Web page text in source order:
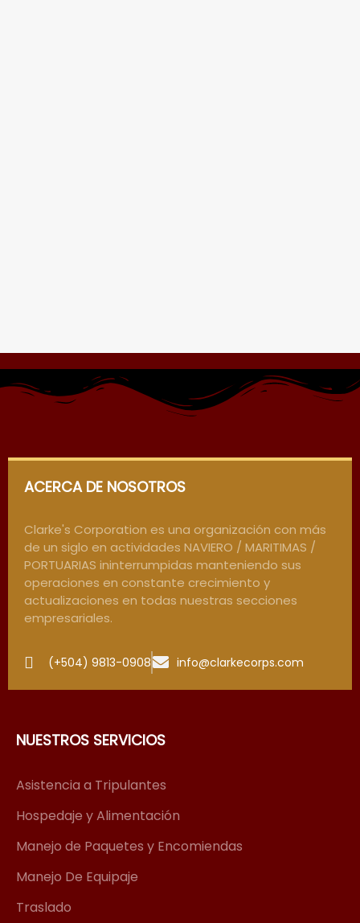
ACERCA DE NOSOTROS
Clarke's Corporation es una organización con más
de un siglo en actividades NAVIERO / MARITIMAS /
PORTUARIAS ininterrumpidas manteniendo sus
operaciones en constante crecimiento y
actualizaciones en todas nuestras secciones
empresariales.
(+504) 9813-0908 info@clarkecorps.com
NUESTROS SERVICIOS
Asistencia a Tripulantes
Hospedaje y Alimentación
Manejo de Paquetes y Encomiendas
Manejo De Equipaje
Traslado